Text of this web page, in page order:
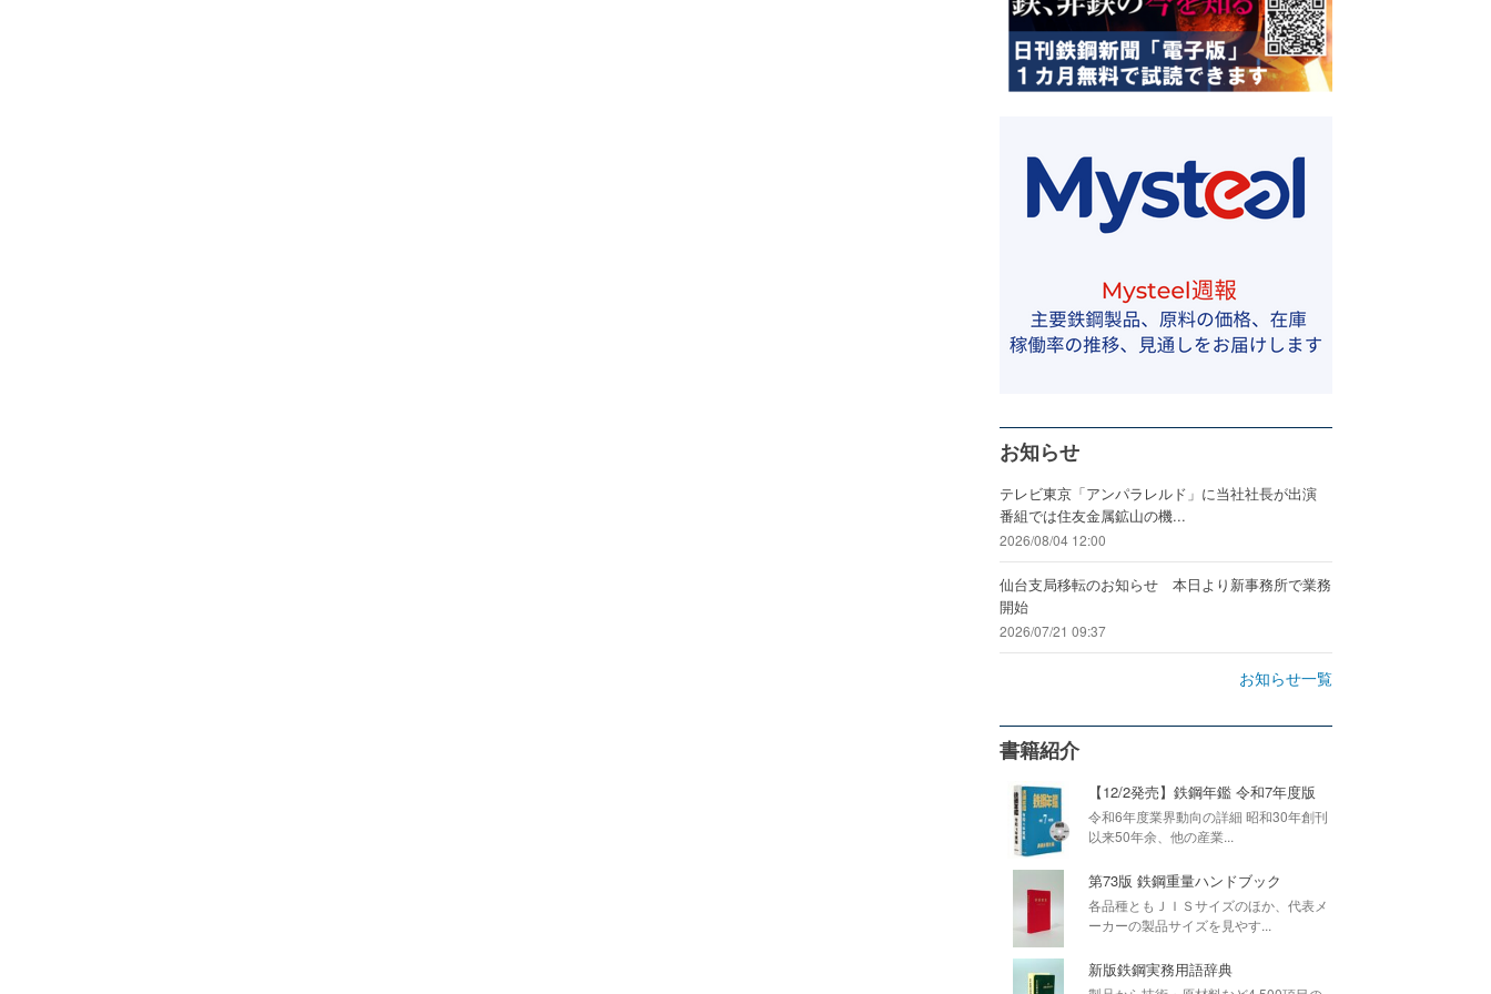
お知らせ
テレビ東京「アンパラレルド」に当社社長が出演
番組では住友金属鉱山の機...
2026/08/04 12:00
仙台支局移転のお知らせ 本日より新事務所で業務
開始
2026/07/21 09:37
お知らせ一覧
書籍紹介
【12/2発売】鉄鋼年鑑 令和7年度版
令和6年度業界動向の詳細 昭和30年創刊
以来50年余、他の産業...
第73版 鉄鋼重量ハンドブック
各品種ともＪＩＳサイズのほか、代表メ
ーカーの製品サイズを見やす...
新版鉄鋼実務用語辞典